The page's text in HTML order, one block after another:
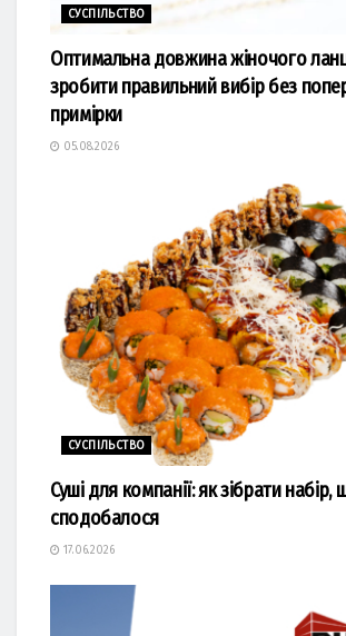
СУСПІЛЬСТВО
Оптимальна довжина жіночого
зробити правильний вибір без
примірки
05.08.2026
СУСПІЛЬСТВО
Суші для компанії: як зібрати набір,
сподобалося
17.06.2026